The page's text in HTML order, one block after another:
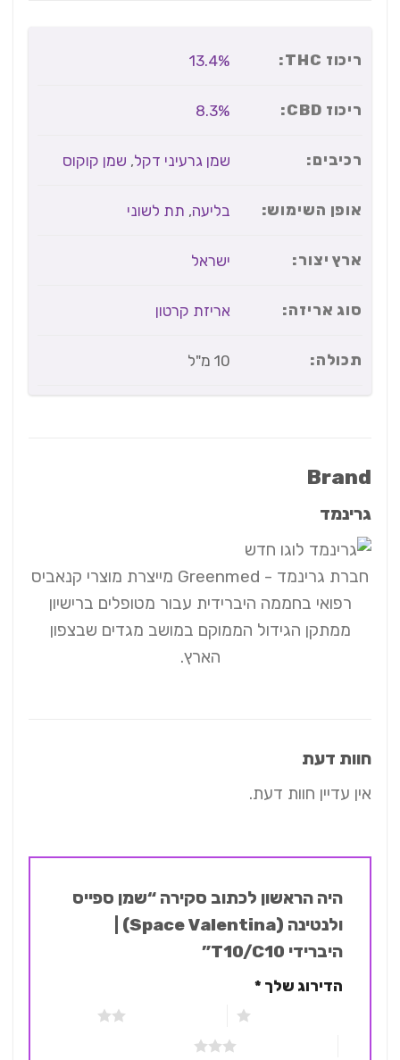
ריכוז THC: 13.4%
ריכוז CBD: 8.3%
רכיבים: שמן גרעיני דקל,שמן קוקוס
אופן השימוש: בליעה,תת לשוני
ארץ יצור: ישראל
סוג אריזה: אריזת קרטון
תכולה: 10 מ"ל
Brand
גרינמד
חברת גרינמד - Greenmed מייצרת מוצרי קנאביס
רפואי בחממה היברידית עבור מטופלים ברישיון
ממתקן הגידול הממוקם במושב מגדים שבצפון
הארץ.
חוות דעת
אין עדיין חוות דעת.
היה הראשון לכתוב סקירה “שמן ספייס
ולנטינה (Space Valentina) |
היברידי T10/C10”
הדירוג שלך*
2 מתוך 5 כוכבים